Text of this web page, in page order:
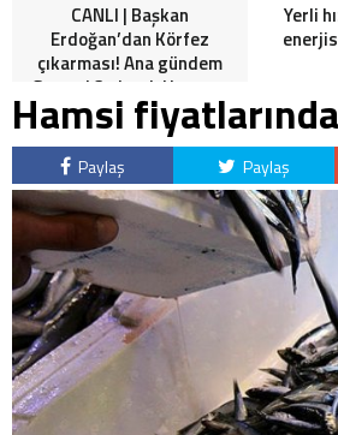
CANLI | Başkan
Erdoğan’dan Körfez
çıkarması! Ana gündem
Gazze | 3. durak Umman.
Yerli
Hamsi
Paylaş Paylaş